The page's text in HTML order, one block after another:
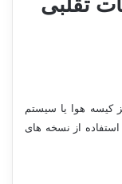
تقلبی
کیسه هوا یا سیستم
از نسخه های